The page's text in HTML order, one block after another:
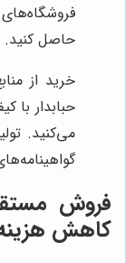
حاصل کنید.
خرید از
حبابدار با
می‌کنید.
فروش
کاهش